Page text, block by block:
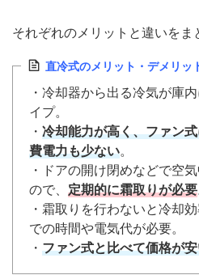
それぞれのメリットと違いをま
直冷式のメリット・デメリッ
・冷却器から出る冷気が庫
イプ。
・ 冷却能力が高く、ファン
費電力も少ない。
・ドアの開け閉めなどで空
ので、 定期的に霜取りが必要
・霜取りを行わないと冷却
での時間や電気代が必要。
・ ファン式と比べて価格が